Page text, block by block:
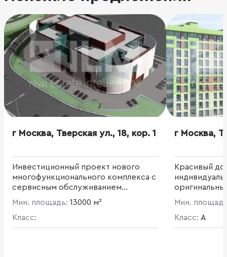
г Москва, Тверская ул., 18, кор. 1
Инвестиционный проект нового
многофункционального комплекса с
сервисным обслуживанием
автомобилей и подземной
автостоянкой. Расположен в
престижном направлении, общая
площадь 13 000 кв. м.
Мин. площадь: 13000 м²
Класс:
г Москва,
Красивый
панорамным
комплексе
элемент —
Мин.
Класс: A